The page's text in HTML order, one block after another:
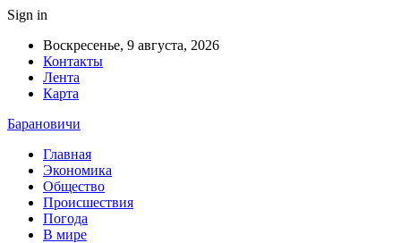
Sign in
Воскресенье, 9 августа, 2026
Контакты
Лента
Карта
Барановичи
Главная
Экономика
Общество
Происшествия
Погода
В мире